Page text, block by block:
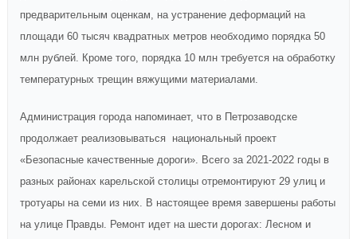
предварительным оценкам, на устранение деформаций на
площади 60 тысяч квадратных метров необходимо порядка 50
млн рублей. Кроме того, порядка 10 млн требуется на обработку
температурных трещин вяжущими материалами.
Администрация города напоминает, что в Петрозаводске
продолжает реализовываться национальный проект
«Безопасные качественные дороги». Всего за 2021-2022 годы в
разных районах карельской столицы отремонтируют 29 улиц и
тротуары на семи из них. В настоящее время завершены работы
на улице Правды. Ремонт идет на шести дорогах: Лесном и